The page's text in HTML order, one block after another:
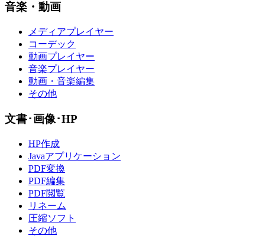
音楽・動画
メディアプレイヤー
コーデック
動画プレイヤー
音楽プレイヤー
動画・音楽編集
その他
文書･画像･HP
HP作成
Javaアプリケーション
PDF変換
PDF編集
PDF閲覧
リネーム
圧縮ソフト
その他